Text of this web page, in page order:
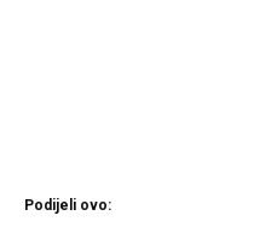
Podijeli ovo: